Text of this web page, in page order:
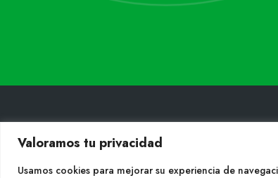
Valoramos tu privacidad
Usamos cookies para mejorar su experiencia de